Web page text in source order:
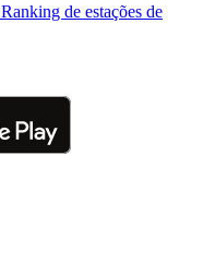
Ranking de estações de